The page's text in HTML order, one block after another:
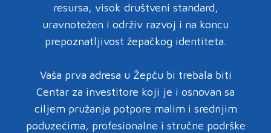
resursa, visok društveni standard,
uravnotežen i održiv razvoj i na koncu
prepoznatljivost žepačkog identiteta.
Vaša prva adresa u Žepču bi trebala biti
Centar za investitore koji je i osnovan sa
ciljem pružanja potpore malim i srednjim
poduzećima, profesionalne i stručne podrške